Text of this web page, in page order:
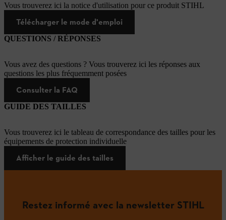
Vous trouverez ici la notice d'utilisation pour ce produit STIHL
Télécharger le mode d'emploi
QUESTIONS / RÉPONSES
Vous avez des questions ? Vous trouverez ici les réponses aux
questions les plus fréquemment posées
Consulter la FAQ
GUIDE DES TAILLES
Vous trouverez ici le tableau de correspondance des tailles pour les
équipements de protection individuelle
Afficher le guide des tailles
Restez informé avec la newsletter STIHL